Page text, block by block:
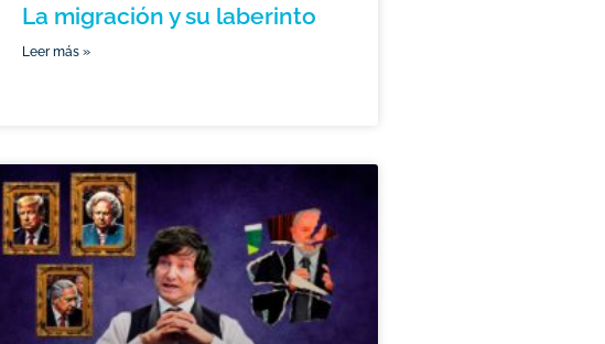
La migración y su laberinto
Leer más »